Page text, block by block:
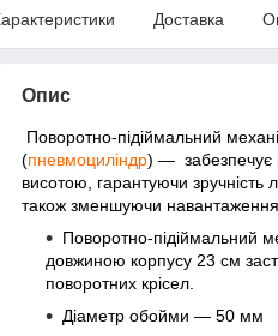
Доставка
Опис
Поворотно-підіймальний
(пневмоциліндр) — забезпечує
висотою, гарантуючи зручність
також зменшуючи
Поворотно-підіймальний
довжиною корпусу 23 см
поворотних крісел.
Діаметр обойми — 50 мм